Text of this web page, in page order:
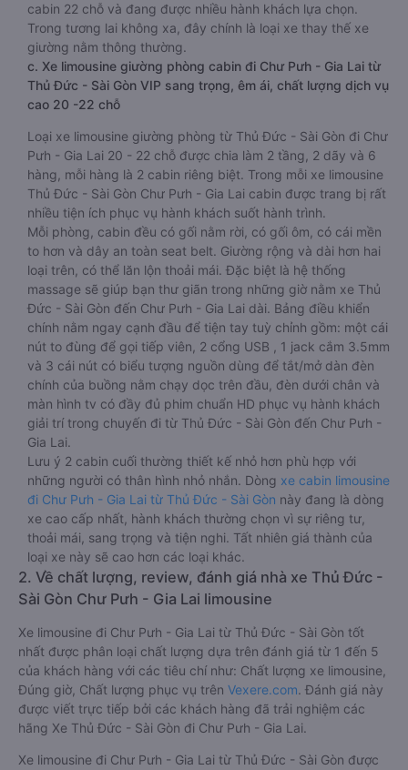
cabin 22 chỗ và đang được nhiều hành khách lựa chọn.
Trong tương lai không xa, đây chính là loại xe thay thế xe
giường nằm thông thường.
c. Xe limousine giường phòng cabin đi Chư Pưh - Gia Lai từ
Thủ Đức - Sài Gòn VIP sang trọng, êm ái, chất lượng dịch vụ
cao 20 -22 chỗ
Loại xe limousine giường phòng từ Thủ Đức - Sài Gòn đi Chư
Pưh - Gia Lai 20 - 22 chỗ được chia làm 2 tầng, 2 dãy và 6
hàng, mỗi hàng là 2 cabin riêng biệt. Trong mỗi xe limousine
Thủ Đức - Sài Gòn Chư Pưh - Gia Lai cabin được trang bị rất
nhiều tiện ích phục vụ hành khách suốt hành trình.
Mỗi phòng, cabin đều có gối nằm rời, có gối ôm, có cái mền
to hơn và dây an toàn seat belt. Giường rộng và dài hơn hai
loại trên, có thể lăn lộn thoải mái. Đặc biệt là hệ thống
massage sẽ giúp bạn thư giãn trong những giờ nằm xe Thủ
Đức - Sài Gòn đến Chư Pưh - Gia Lai dài. Bảng điều khiển
chính nằm ngay cạnh đầu để tiện tay tuỳ chỉnh gồm: một cái
nút to đùng để gọi tiếp viên, 2 cổng USB , 1 jack cắm 3.5mm
và 3 cái nút có biểu tượng nguồn dùng để tắt/mở dàn đèn
chính của buồng nằm chạy dọc trên đầu, đèn dưới chân và
màn hình tv có đầy đủ phim chuẩn HD phục vụ hành khách
giải trí trong chuyến đi từ Thủ Đức - Sài Gòn đến Chư Pưh -
Gia Lai.
Lưu ý 2 cabin cuối thường thiết kế nhỏ hơn phù hợp với
những người có thân hình nhỏ nhắn. Dòng xe cabin limousine
đi Chư Pưh - Gia Lai từ Thủ Đức - Sài Gòn này đang là dòng
xe cao cấp nhất, hành khách thường chọn vì sự riêng tư,
thoải mái, sang trọng và tiện nghi. Tất nhiên giá thành của
loại xe này sẽ cao hơn các loại khác.
2. Về chất lượng, review, đánh giá nhà xe Thủ Đức -
Sài Gòn Chư Pưh - Gia Lai limousine
Xe limousine đi Chư Pưh - Gia Lai từ Thủ Đức - Sài Gòn tốt
nhất được phân loại chất lượng dựa trên đánh giá từ 1 đến 5
của khách hàng với các tiêu chí như: Chất lượng xe limousine,
Đúng giờ, Chất lượng phục vụ trên Vexere.com. Đánh giá này
được viết trực tiếp bởi các khách hàng đã trải nghiệm các
hãng Xe Thủ Đức - Sài Gòn đi Chư Pưh - Gia Lai.
Xe limousine đi Chư Pưh - Gia Lai từ Thủ Đức - Sài Gòn được